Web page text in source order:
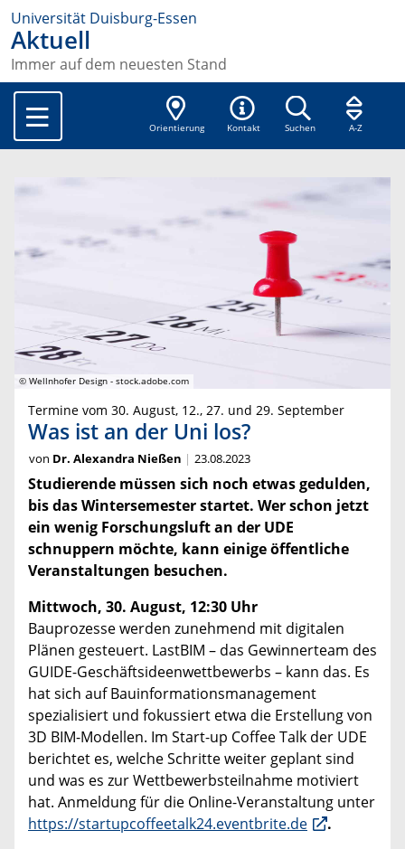
Universität Duisburg-Essen
Aktuell
Immer auf dem neuesten Stand
Orientierung Kontakt Suchen A-Z
© Wellnhofer Design - stock.adobe.com
Termine vom 30. August, 12., 27. und 29. September
Was ist an der Uni los?
von Dr. Alexandra Nießen 23.08.2023
Studierende müssen sich noch etwas gedulden,
bis das Wintersemester startet. Wer schon jetzt
ein wenig Forschungsluft an der UDE
schnuppern möchte, kann einige öffentliche
Veranstaltungen besuchen.
Mittwoch, 30. August, 12:30 Uhr
Bauprozesse werden zunehmend mit digitalen
Plänen gesteuert. LastBIM – das Gewinnerteam des
GUIDE-Geschäftsideenwettbewerbs – kann das. Es
hat sich auf Bauinformationsmanagement
spezialisiert und fokussiert etwa die Erstellung von
3D BIM-Modellen. Im Start-up Coffee Talk der UDE
berichtet es, welche Schritte weiter geplant sind
und was es zur Wettbewerbsteilnahme motiviert
hat. Anmeldung für die Online-Veranstaltung unter
https://startupcoffeetalk24.eventbrite.de
.